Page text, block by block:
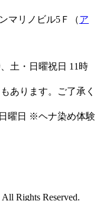
マリノビル5Ｆ（ア
土・日曜祝日 11時
あります。ご了承く
曜日 ※ヘナ染め体験
Rights Reserved.